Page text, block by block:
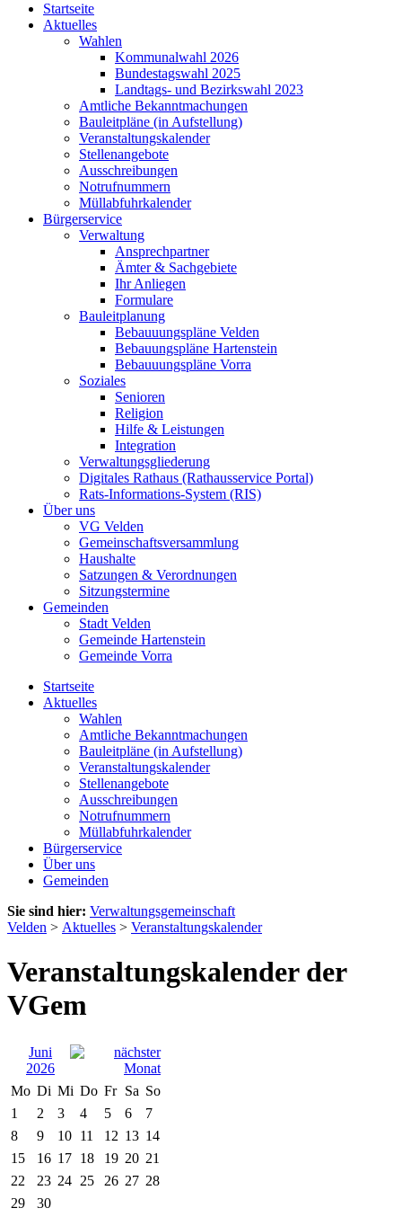
Startseite
Aktuelles
Wahlen
Kommunalwahl 2026
Bundestagswahl 2025
Landtags- und Bezirkswahl 2023
Amtliche Bekanntmachungen
Bauleitpläne (in Aufstellung)
Veranstaltungskalender
Stellenangebote
Ausschreibungen
Notrufnummern
Müllabfuhrkalender
Bürgerservice
Verwaltung
Ansprechpartner
Ämter & Sachgebiete
Ihr Anliegen
Formulare
Bauleitplanung
Bebauuungspläne Velden
Bebauungspläne Hartenstein
Bebauuungspläne Vorra
Soziales
Senioren
Religion
Hilfe & Leistungen
Integration
Verwaltungsgliederung
Digitales Rathaus (Rathausservice Portal)
Rats-Informations-System (RIS)
Über uns
VG Velden
Gemeinschaftsversammlung
Haushalte
Satzungen & Verordnungen
Sitzungstermine
Gemeinden
Stadt Velden
Gemeinde Hartenstein
Gemeinde Vorra
Startseite
Aktuelles
Wahlen
Amtliche Bekanntmachungen
Bauleitpläne (in Aufstellung)
Veranstaltungskalender
Stellenangebote
Ausschreibungen
Notrufnummern
Müllabfuhrkalender
Bürgerservice
Über uns
Gemeinden
Sie sind hier: Verwaltungsgemeinschaft
Velden > Aktuelles > Veranstaltungskalender
Veranstaltungskalender der
VGem
Juni
2026
Mo Di Mi Do Fr Sa So
1
2 3 4 5 6
7
8
9 10 11 12 13 14
15
16 17 18 19 20 21
22
23 24 25 26 27 28
29
30